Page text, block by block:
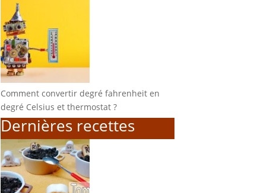
Comment convertir degré fahrenheit en
degré Celsius et thermostat ?
Dernières recettes